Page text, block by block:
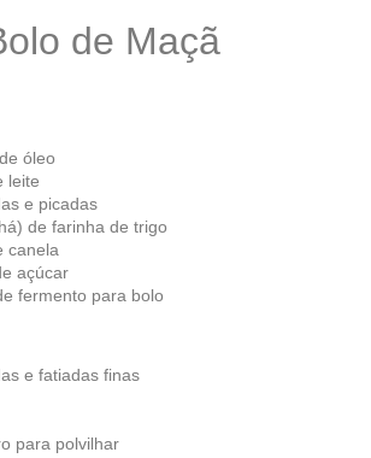
de Maçã
óleo
leite
e picadas
de farinha de trigo
canela
açúcar
fermento para bolo
e fatiadas finas
para polvilhar